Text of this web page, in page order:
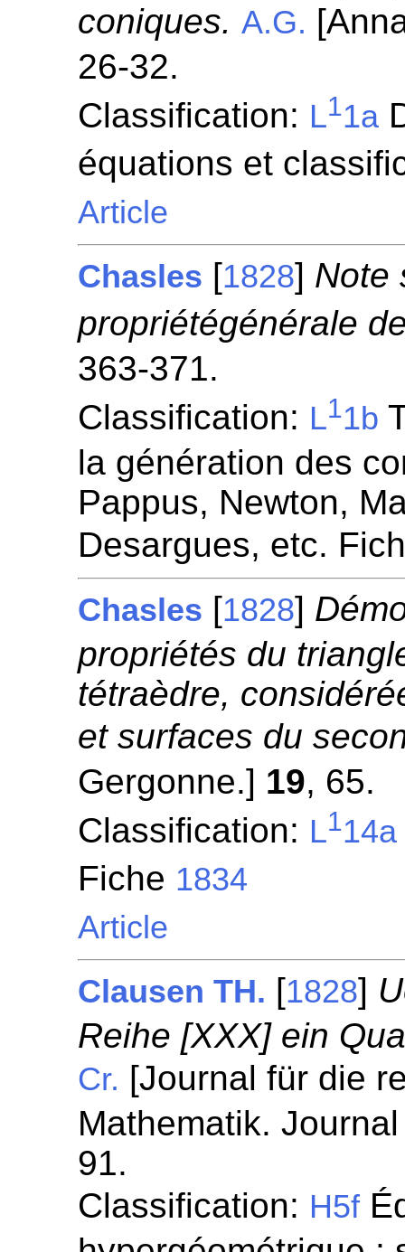
coniques. A.G.
26-32.
Classification: L11a
équations et
Article
Chasles [1828] Note
propriétégénérale
363-371.
Classification: L11b
la génération des
Pappus, Newton,
Desargues, etc.
Chasles [1828]
propriétés du
tétraèdre,
et surfaces du
Gergonne.] 19, 65.
Classification: L114a
Fiche 1834
Article
Clausen TH. [1828]
Reihe [XXX] ein
Cr. [Journal für die
Mathematik.
91.
Classification: H5f